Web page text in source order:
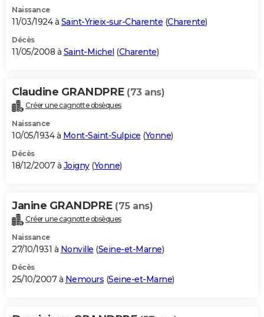
Naissance
11/03/1924 à Saint-Yrieix-sur-Charente (Charente)
Décès
11/05/2008 à Saint-Michel (Charente)
Claudine GRANDPRE (73 ans)
Créer une cagnotte obsèques
Naissance
10/05/1934 à Mont-Saint-Sulpice (Yonne)
Décès
18/12/2007 à Joigny(Yonne)
Janine GRANDPRE (75 ans)
Créer une cagnotte obsèques
Naissance
27/10/1931 à Nonville (Seine-et-Marne)
Décès
25/10/2007 à Nemours (Seine-et-Marne)